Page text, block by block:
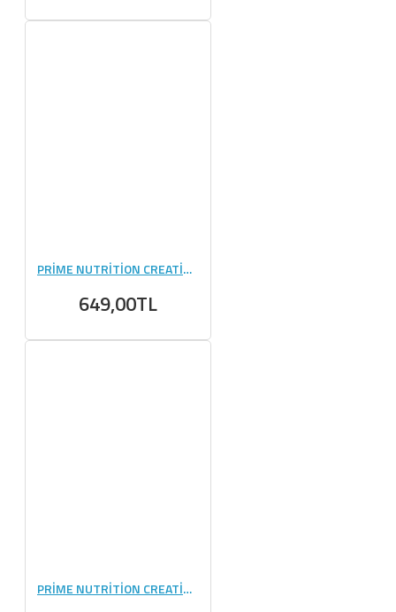
PRİME NUTRİTİON CREATİNE 300 GR
649,00TL
PRİME NUTRİTİON CREATİNE 420 GR CHERRY BLAST